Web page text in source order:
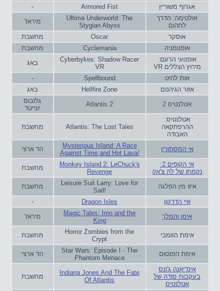
אגרוף משוריין Armored Fist
-
אולטימה: הדרך
לתהום
Ultima Underworld: The
Stygian Abyss
מיראז'
אוסקר Oscar
מחשבת
אופנומניה
Cyclemania
מחשבת
אופנועי הרעם:
מירוץ הצללים VR
Cyberbykes: Shadow Racer
VR
באג
אות להיט Spellbound
-
אזור הגיהנום
Hellfire Zone
באג
אטלנטיס 2
Atlantis 2
גלובוס
יונייטד
אטלנטיס:
ההרפתקאה
האבודה
Atlantis: The Lost Tales מחשבת
אי המסתורין
Mysterious Island: A Race
Against Time and Hot Lava!
הד ארצי
אי הקופים 2:
נקמתו של לה צ'אק
Monkey Island 2: LeChuck's
Revenge
מחשבת
איזו מין הפלגה
Leisure Suit Larry: Love for
Sail!
מחשבת
איי הדרקון‏ Dragon Isles
-
אימו והמלך
Magic Tales: Imo and the
King
מיראז'
אימת הזומבי
Horror Zombies from the
Crypt
מחשבת
אימת הפנטום
Star Wars: Episode I - The
Phantom Menace
הד ארצי
אינדיאנה ג'ונס
בעקבות סודה של
אטלנטיס
Indiana Jones And The Fate
Of Atlantis
מחשבת